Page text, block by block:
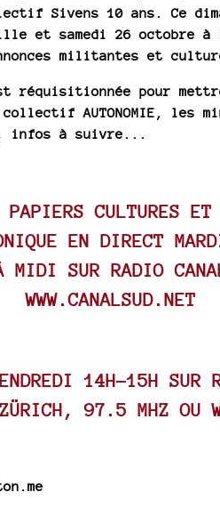
Sivens 10 ans. Ce
et samedi 26 octobre
militantes et
réquisitionnée pour
AUTONOMIE, les
infos à suivre...
CULTURES ET
EN DIRECT
MIDI SUR RADIO
WWW.CANALSUD.NET
14H-15H SUR
ZÜRICH, 97.5 MHZ OU